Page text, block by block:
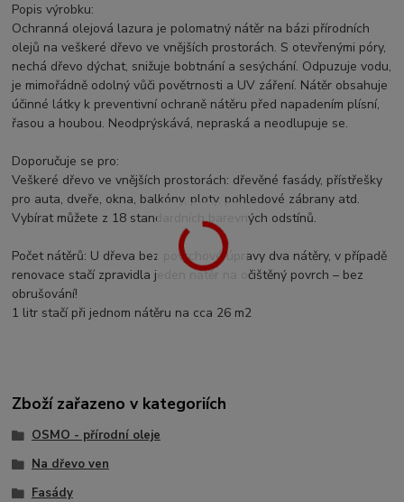
Popis výrobku:
Ochranná olejová lazura je polomatný nátěr na bázi přírodních
olejů na veškeré dřevo ve vnějších prostorách. S otevřenými póry,
nechá dřevo dýchat, snižuje bobtnání a sesýchání. Odpuzuje vodu,
je mimořádně odolný vůči povětrnosti a UV záření. Nátěr obsahuje
účinné látky k preventivní ochraně nátěru před napadením plísní,
řasou a houbou. Neodprýskává, nepraská a neodlupuje se.
Doporučuje se pro:
Veškeré dřevo ve vnějších prostorách: dřevěné fasády, přístřešky
pro auta, dveře, okna, balkóny, ploty, pohledové zábrany atd.
Vybírat můžete z 18 standardních barevných odstínů.
Počet nátěrů: U dřeva bez povrchové úpravy dva nátěry, v případě
renovace stačí zpravidla jeden nátěr na očištěný povrch – bez
obrušování!
1 litr stačí při jednom nátěru na cca 26 m2
Zboží zařazeno v kategoriích
OSMO - přírodní oleje
Na dřevo ven
Fasády